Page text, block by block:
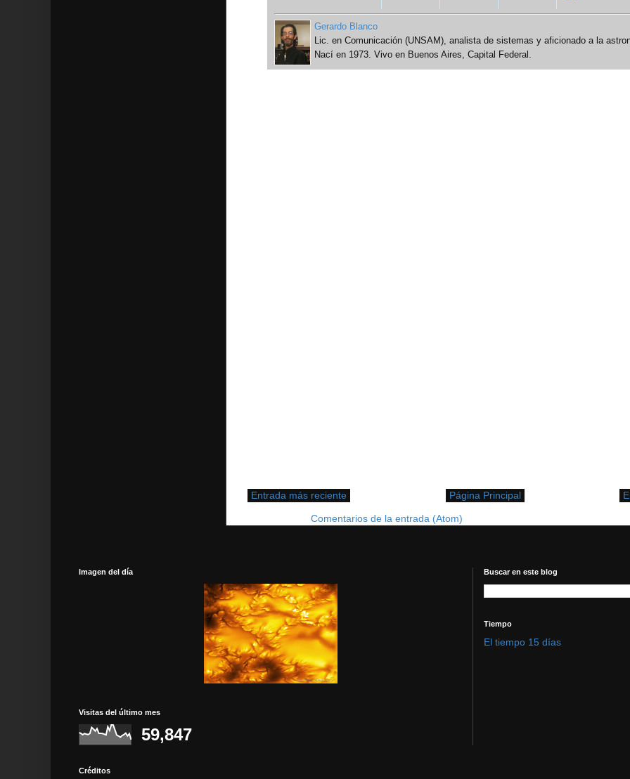
Gerardo Blanco
Lic. en Comunicación (UNSAM), analista de sistemas y aficionado a la
Nací en 1973. Vivo en Buenos Aires, Capital Federal.
Entrada más reciente Página Principal
Comentarios de la entrada (Atom)
Imagen del día
Visitas del último mes
59,847
Buscar en este blog
Tiempo
El tiempo 15 días
Créditos